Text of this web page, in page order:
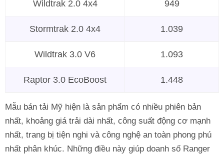
Wildtrak 2.0 4x4 949
Stormtrak 2.0 4x4 1.039
Wildtrak 3.0 V6 1.093
Raptor 3.0 EcoBoost 1.448
Mẫu bán tải Mỹ hiện là sản phẩm có nhiều phiên bản
nhất, khoảng giá trải dài nhất, công suất động cơ mạnh
nhất, trang bị tiện nghi và công nghệ an toàn phong phú
nhất phân khúc. Những điều này giúp doanh số Ranger